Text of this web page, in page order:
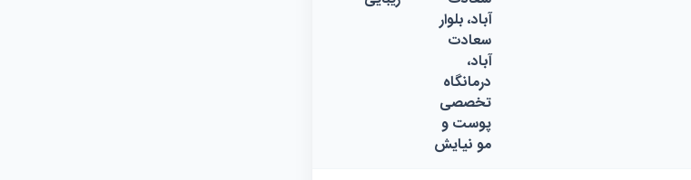
آباد، بلوار
سعادت
آباد،
درمانگاه
تخصصی
پوست و
مو نیایش